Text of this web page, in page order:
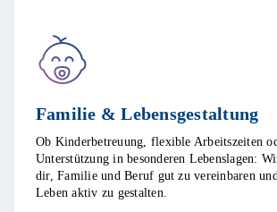
Familie & Lebensgestaltung​
Ob Kinderbetreuung, flexible Arbeitszeiten
Unterstützung in besonderen Lebenslagen:
dir, Familie und Beruf gut zu vereinbaren
Leben aktiv zu gestalten. ​